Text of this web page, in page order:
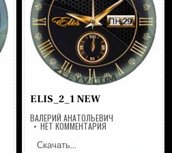
ELIS_2_1 NEW
ВАЛЕРИЙ АНАТОЛЬЕВИЧ
НЕТ КОММЕНТАРИЯНА
Скачать…